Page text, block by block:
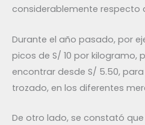
considerablemente respecto
Durante el año pasado, por
picos de S/ 10 por kilogramo,
encontrar desde S/ 5.50,
trozado, en los diferentes
De otro lado, se constató